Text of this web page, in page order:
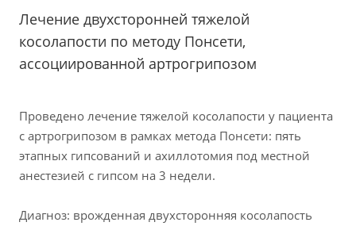
Лечение двухсторонней тяжелой
косолапости по методу Понсети,
ассоциированной артрогрипозом
Проведено лечение тяжелой косолапости у пациента
с артрогрипозом в рамках метода Понсети: пять
этапных гипсований и ахиллотомия под местной
анестезией с гипсом на 3 недели.
Диагноз: врожденная двухсторонняя косолапость